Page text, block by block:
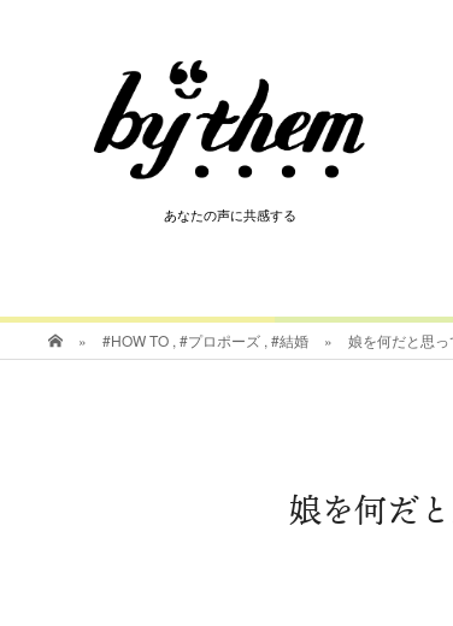
あなたの声に共感する
あなたの声に共感する
» #HOW TO , #プロポーズ , #結婚 » 娘を何だと思っ
娘を何だ